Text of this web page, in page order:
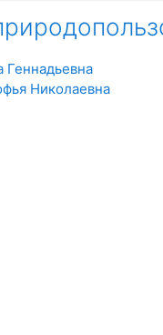
Геннадьевна
Николаевна